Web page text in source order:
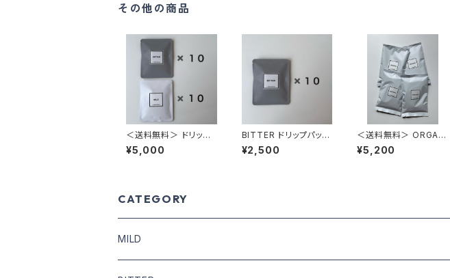
その他の商品
＜送料無料＞ ドリップ
パック20個（MILD 10
個・BITTER 10個）
¥5,000
BITTER ドリップパック
10個
¥2,500
＜送料無料＞ ORGANI
C 100g 4袋
¥5,200
CATEGORY
MILD